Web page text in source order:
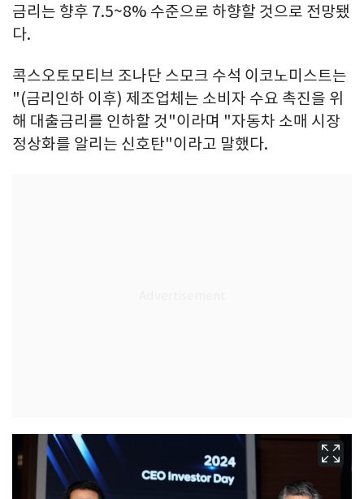
금리는 향후 7.5~8% 수준으로 하향할 것으로 전망됐
다.
콕스오토모티브 조나단 스모크 수석 이코노미스트는
"(금리인하 이후) 제조업체는 소비자 수요 촉진을 위
해 대출금리를 인하할 것"이라며 "자동차 소매 시장
정상화를 알리는 신호탄"이라고 말했다.